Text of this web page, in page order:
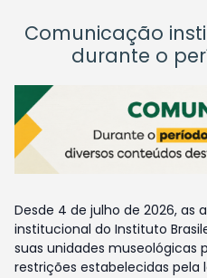
Comunicação
durante o
Desde 4 de julho de 2026,
institucional do Instituto
suas unidades museológicas
restrições estabelecidas pela